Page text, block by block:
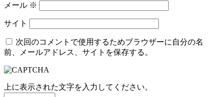
メール ※
サイト
次回のコメントで使用するためブラウザーに自分の名
前、メールアドレス、サイトを保存する。
上に表示された文字を入力してください。